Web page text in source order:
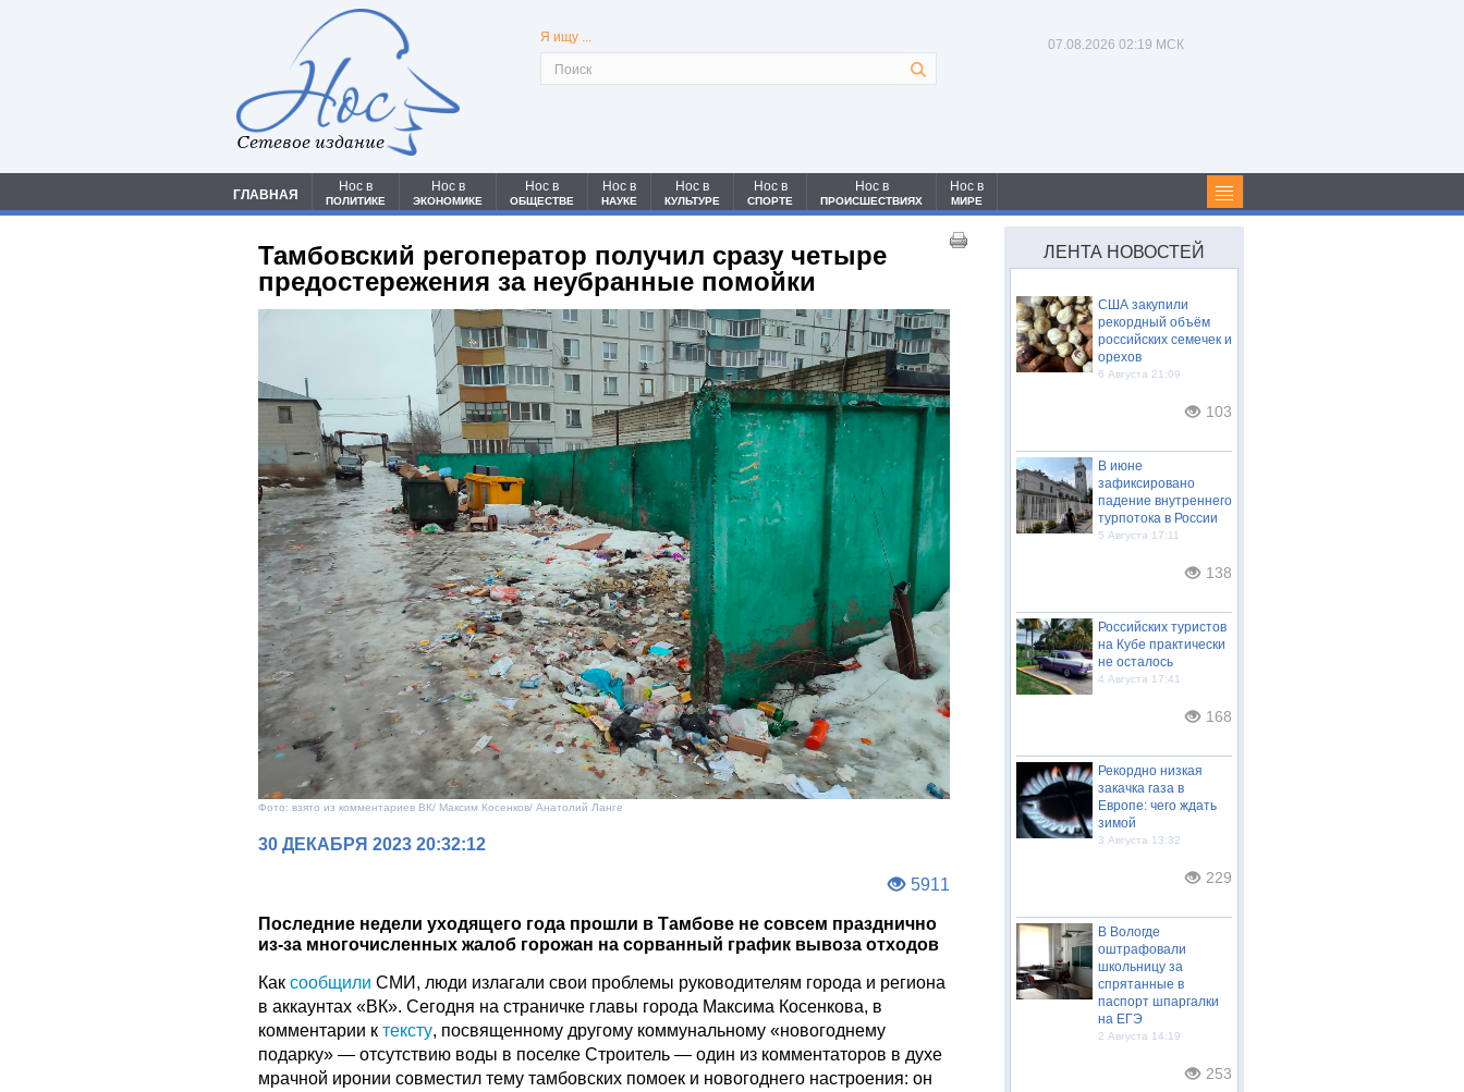
Сетевое издание
Я ищу ... 07.08.2026 02:19 МСК
ГЛАВНАЯ
Нос в
ПОЛИТИКЕ
Нос в
ЭКОНОМИКЕ
Нос в
ОБЩЕСТВЕ
Нос в
НАУКЕ
Нос в
КУЛЬТУРЕ
Нос в
СПОРТЕ
Нос в
ПРОИСШЕСТВИЯХ
Нос в
МИРЕ
Тамбовский регоператор получил сразу четыре
предостережения за неубранные помойки
Фото: взято из комментариев ВК/ Максим Косенков/ Анатолий Ланге
30 ДЕКАБРЯ 2023 20:32:12
5911
Последние недели уходящего года прошли в Тамбове не совсем празднично
из-за многочисленных жалоб горожан на сорванный график вывоза отходов
Каксообщили СМИ, люди излагали свои проблемы руководителям города и региона
в аккаунтах «ВК». Сегодня на страничке главы города Максима Косенкова, в
комментарии ктексту, посвященному другому коммунальному «новогоднему
подарку» — отсутствию воды в поселке Строитель — один из комментаторов в духе
мрачной иронии совместил тему тамбовских помоек и новогоднего настроения: он
ЛЕНТА НОВОСТЕЙ
США закупили
рекордный объём
российских семечек и
орехов
6 Августа 21:09
103
В июне
зафиксировано
падение внутреннего
турпотока в России
5 Августа 17:11
138
Российских туристов
на Кубе практически
не осталось
4 Августа 17:41
168
Рекордно низкая
закачка газа в
Европе: чего ждать
зимой
3 Августа 13:32
229
В Вологде
оштрафовали
школьницу за
спрятанные в
паспорт шпаргалки
на ЕГЭ
2 Августа 14:19
253